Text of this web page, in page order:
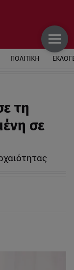
ΠΟΛΙΤΙΚΗ
τη
σε